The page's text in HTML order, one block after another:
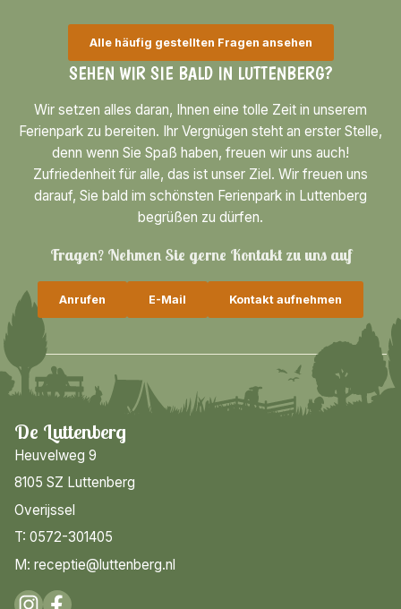
SEHEN WIR SIE BALD IN LUTTENBERG?
Wir setzen alles daran, Ihnen eine tolle Zeit in unserem
Ferienpark zu bereiten. Ihr Vergnügen steht an erster Stelle,
denn wenn Sie Spaß haben, freuen wir uns auch!
Zufriedenheit für alle, das ist unser Ziel. Wir freuen uns
darauf, Sie bald im schönsten Ferienpark in Luttenberg
begrüßen zu dürfen.
Fragen? Nehmen Sie gerne Kontakt zu uns auf
Anrufen E-Mail Kontakt aufnehmen
Alle häufig gestellten Fragen ansehen
De Luttenberg
Heuvelweg 9
8105 SZ Luttenberg
Overijssel
T: 0572-301405
M: receptie@luttenberg.nl